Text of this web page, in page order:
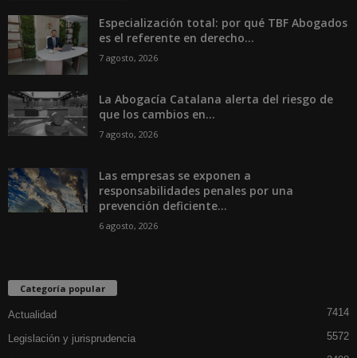
Especialización total: por qué TBF Abogados
es el referente en derecho...
7 agosto, 2026
La Abogacía Catalana alerta del riesgo de
que los cambios en...
7 agosto, 2026
Las empresas se exponen a
responsabilidades penales por una
prevención deficiente...
6 agosto, 2026
Categoría popular
Actualidad 7414
Legislación y jurisprudencia 5572